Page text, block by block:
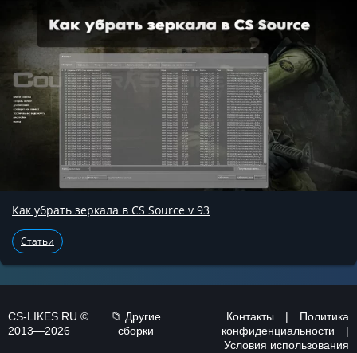
Как убрать зеркала в CS Source v 93
Статьи
CS-LIKES.RU ©
2013—2026
📁 Другие
сборки
Контакты |
Политика
конфиденциальности
|
Условия использования